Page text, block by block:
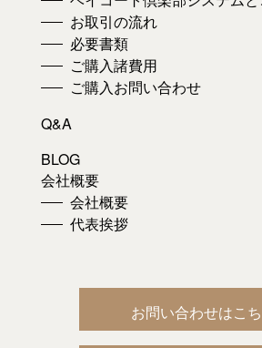
お取引の流れ
必要書類
ご購入諸費用
ご購入お問い合わせ
Q&A
BLOG
会社概要
会社概要
代表挨拶
お問い合わせはこ